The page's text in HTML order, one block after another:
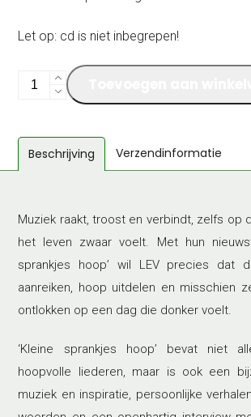
Let op: cd is niet inbegrepen!
Kleine
sprankjes
(BOEK)
aantal
Beschrijving Verzendinformatie
Muziek raakt, troost en verbindt, zelfs op
het leven zwaar voelt. Met hun
sprankjes hoop’ wil LEV precies dat
aanreiken, hoop uitdelen en misschien
ontlokken op een dag die donker voelt.
‘Kleine sprankjes hoop’ bevat niet
hoopvolle liederen, maar is ook een
muziek en inspiratie, persoonlijke